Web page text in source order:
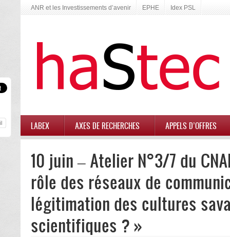
ANR et les Investissements d’avenir EPHE Idex PSL
LABEX AXES DE RECHERCHES APPELS D’OFFRES
10 juin – Atelier N°3/7 du
rôle des réseaux de
légitimation des cultures
scientifiques ? »